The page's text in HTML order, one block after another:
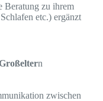
Beratung zu ihrem
etc.) ergänzt
n
zwischen